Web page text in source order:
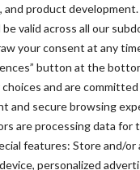
and product
valid across all our
your consent at any
button at the
and are
and secure browsing
are processing data for
features: Store and/or
personalized
Oogst biologische
aardappelen in
Nieuwe compacte
gedragen
van AVR